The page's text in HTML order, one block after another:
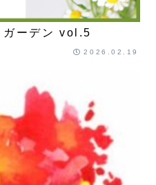
ガーデン vol.5
2026.02.19